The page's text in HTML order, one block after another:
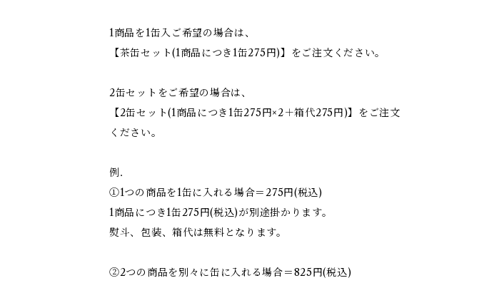
1商品を1缶入ご希望の場合は、
【茶缶セット(1商品につき1缶275円)】をご注文ください。
2缶セットをご希望の場合は、
【2缶セット(1商品につき1缶275円×2＋箱代275円)】をご注文
ください。
例．
①1つの商品を1缶に入れる場合＝275円(税込)
1商品につき1缶275円(税込)が別途掛かります。
熨斗、包装、箱代は無料となります。
②2つの商品を別々に缶に入れる場合＝825円(税込)